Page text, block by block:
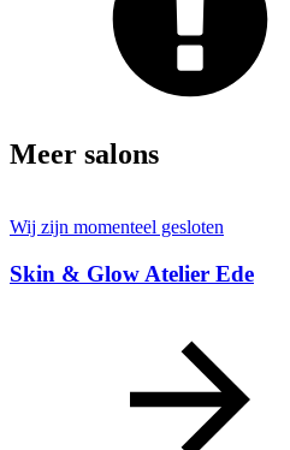
Meer salons
Wij zijn momenteel gesloten
Skin & Glow Atelier Ede